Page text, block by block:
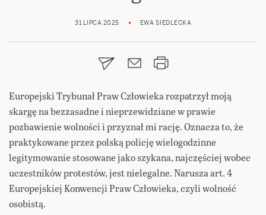
31 LIPCA 2025 EWA SIEDLECKA
Europejski Trybunał Praw Człowieka rozpatrzył moją
skargę na bezzasadne i nieprzewidziane w prawie
pozbawienie wolności i przyznał mi rację. Oznacza to, że
praktykowane przez polską policję wielogodzinne
legitymowanie stosowane jako szykana, najczęściej wobec
uczestników protestów, jest nielegalne. Narusza art. 4
Europejskiej Konwencji Praw Człowieka, czyli wolność
osobistą.